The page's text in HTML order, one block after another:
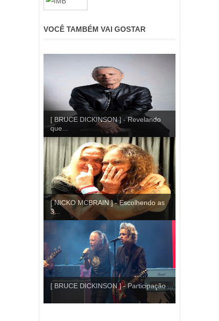
VOCÊ TAMBÉM VAI GOSTAR
[ BRUCE DICKINSON ] - Revelando
que...
[ NICKO MCBRAIN ] - Escolhendo as
3...
[ BRUCE DICKINSON ] - Participação ...